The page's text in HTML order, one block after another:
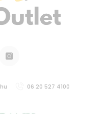
06 20 527 4100